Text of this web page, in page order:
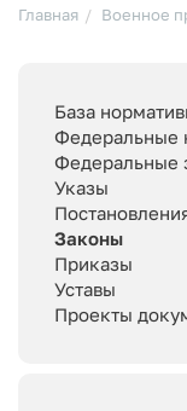
Главная Военное
База
Федеральные
Федеральные
Указы
Законы
Приказы
Уставы
Проекты